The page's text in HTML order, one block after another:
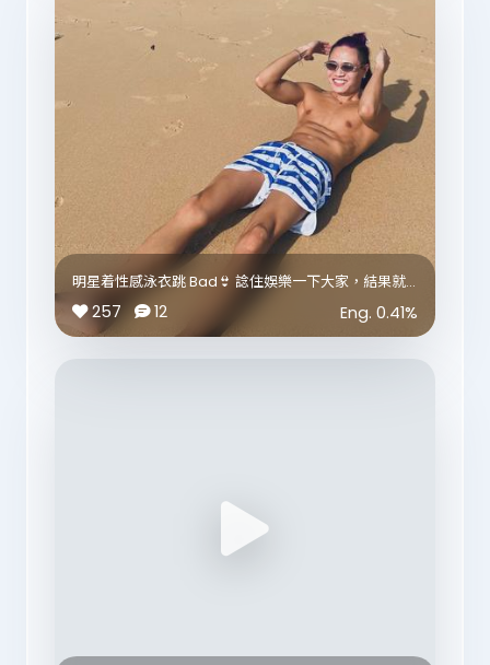
明星着性感泳衣跳 Bad👙 諗住娛樂一下大家，結果就
收到留言：
「你可唔可以食多啲嘢啊？」
my body👙 但明星知道，唔係每一個人都做得到。
我哋喺評論人哋身材之前，有冇停一停，諗一諗？
冇人知道，你經歷過啲乜
257 12 Eng. 0.41%